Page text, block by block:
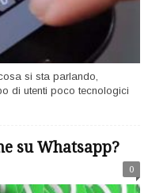
si sta parlando,
di utenti poco tecnologici
su Whatsapp?
0